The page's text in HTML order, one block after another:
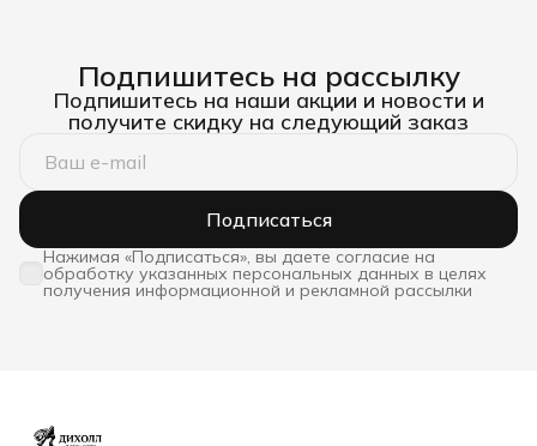
Подпишитесь на рассылку
Подпишитесь на наши акции и новости и
получите скидку на следующий заказ
Подписаться
Нажимая «Подписаться», вы даете согласие на
обработку указанных персональных данных в целях
получения информационной и рекламной рассылки